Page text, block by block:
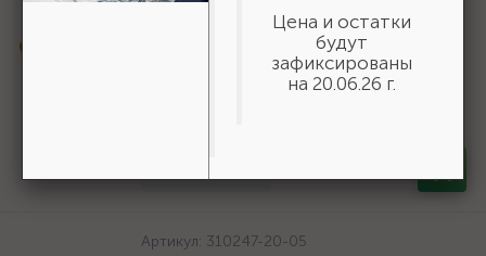
STAYER полукорпусной пистолет для
герметика Expert, антикапельная
система, 310 мл, серия Professional
Артикул: 310247-20-05
Цена и остатки
будут
зафиксированы
на 20.06.26 г.